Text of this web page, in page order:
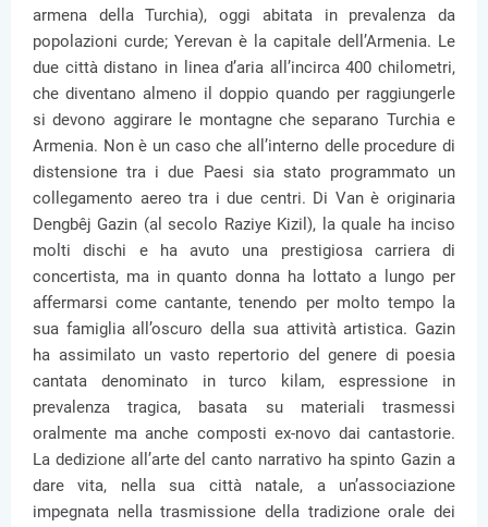
armena della Turchia), oggi abitata in prevalenza da
popolazioni curde; Yerevan è la capitale dell’Armenia. Le
due città distano in linea d’aria all’incirca 400 chilometri,
che diventano almeno il doppio quando per raggiungerle
si devono aggirare le montagne che separano Turchia e
Armenia. Non è un caso che all’interno delle procedure di
distensione tra i due Paesi sia stato programmato un
collegamento aereo tra i due centri. Di Van è originaria
Dengbêj Gazin (al secolo Raziye Kizil), la quale ha inciso
molti dischi e ha avuto una prestigiosa carriera di
concertista, ma in quanto donna ha lottato a lungo per
affermarsi come cantante, tenendo per molto tempo la
sua famiglia all’oscuro della sua attività artistica. Gazin
ha assimilato un vasto repertorio del genere di poesia
cantata denominato in turco kilam, espressione in
prevalenza tragica, basata su materiali trasmessi
oralmente ma anche composti ex-novo dai cantastorie.
La dedizione all’arte del canto narrativo ha spinto Gazin a
dare vita, nella sua città natale, a un’associazione
impegnata nella trasmissione della tradizione orale dei